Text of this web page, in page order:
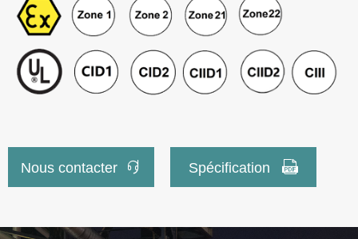
Nous contacter  Spécification 